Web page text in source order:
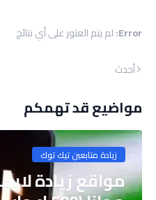
Error: لم يتم العثور على أي نتائج
أحدث
مواضيع قد تهمكم
زيادة متابعين تيك توك
مواقع زيادة